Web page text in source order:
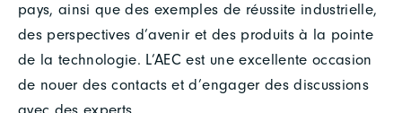
pays, ainsi que des exemples de réussite industrielle,
des perspectives d’avenir et des produits à la pointe
de la technologie. L’AEC est une excellente occasion
de nouer des contacts et d’engager des discussions